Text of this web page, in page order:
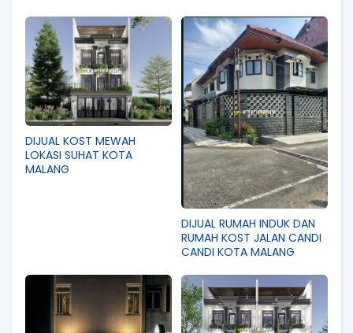
DIJUAL KOST MEWAH
LOKASI SUHAT KOTA
MALANG
DIJUAL RUMAH INDUK DAN
RUMAH KOST JALAN CANDI
CANDI KOTA MALANG